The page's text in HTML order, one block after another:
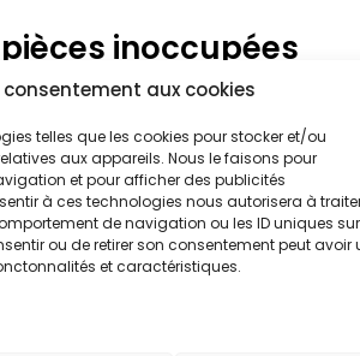
consentement aux cookies
telles que les cookies pour stocker et/ou
aux appareils. Nous le faisons pour
et pour afficher des publicités
à ces technologies nous autorisera à
de navigation ou les ID uniques sur
ou de retirer son consentement peut avoir
et caractéristiques.
inoccupées
maison. Limitez ces lumières aux
au maximum de l’éclairage naturel.
appareils durant les
13h, et de 18h à 21h en hiver. Il est
qui demandent une
linge.
Le lavage à 30°C au lieu de 60°C
lave-linge avant de le mettre en